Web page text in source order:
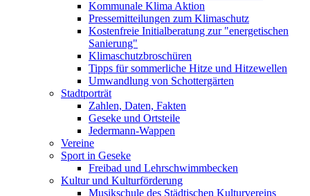
Kommunale Klima Aktion
Pressemitteilungen zum Klimaschutz
Kostenfreie Initialberatung zur "energetischen
Sanierung"
Klimaschutzbroschüren
Tipps für sommerliche Hitze und Hitzewellen
Umwandlung von Schottergärten
Stadtporträt
Zahlen, Daten, Fakten
Geseke und Ortsteile
Jedermann-Wappen
Vereine
Sport in Geseke
Freibad und Lehrschwimmbecken
Kultur und Kulturförderung
Musikschule des Städtischen Kulturvereins